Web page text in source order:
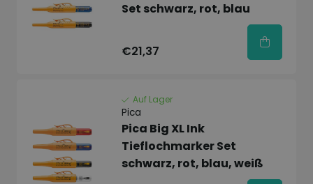
Set schwarz, rot, blau
€21,37
Auf Lager
Pica
Pica Big XL Ink
Tieflochmarker Set
schwarz, rot, blau, weiß